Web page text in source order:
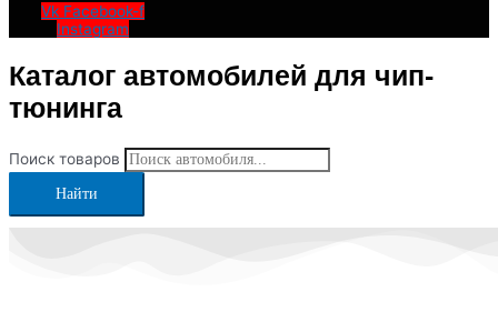
Vk Facebook-f
Instagram
Каталог автомобилей для чип-
тюнинга
Поиск товаров
Найти